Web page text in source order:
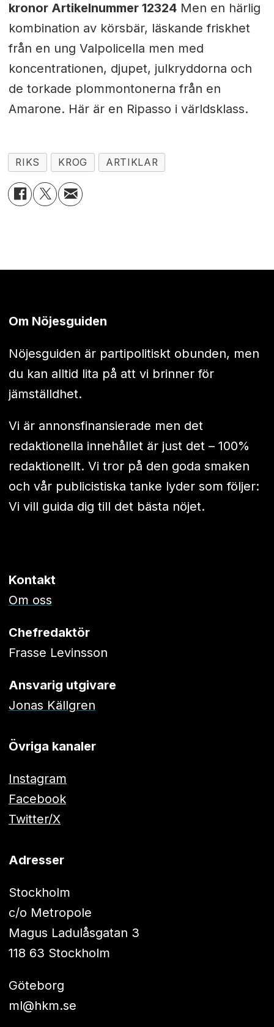
kronor Artikelnummer 12324Men en härlig
kombination av körsbär, läskande friskhet
från en ung Valpolicella men med
koncentrationen, djupet, julkryddorna och
de torkade plommontonerna från en
Amarone. Här är en Ripasso i världsklass.
RIKS KROG ARTIKLAR
Om Nöjesguiden
Nöjesguiden är partipolitiskt obunden, men
du kan alltid lita på att vi brinner för
jämställdhet.
Vi är annonsfinansierade men det
redaktionella innehållet är just det – 100%
redaktionellt. Vi tror på den goda smaken
och vår publicistiska tanke lyder som följer:
Vi vill guida dig till det bästa nöjet.
Kontakt
Om oss
Chefredaktör
Frasse Levinsson
Ansvarig utgivare
Jonas Källgren
Övriga kanaler
Instagram
Facebook
Twitter/X
Adresser
Stockholm
c/o Metropole
Magus Ladulåsgatan 3
118 63 Stockholm
Göteborg
ml@hkm.se